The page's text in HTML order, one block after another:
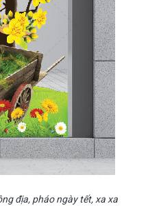
địa, pháo ngày tết, xa xa